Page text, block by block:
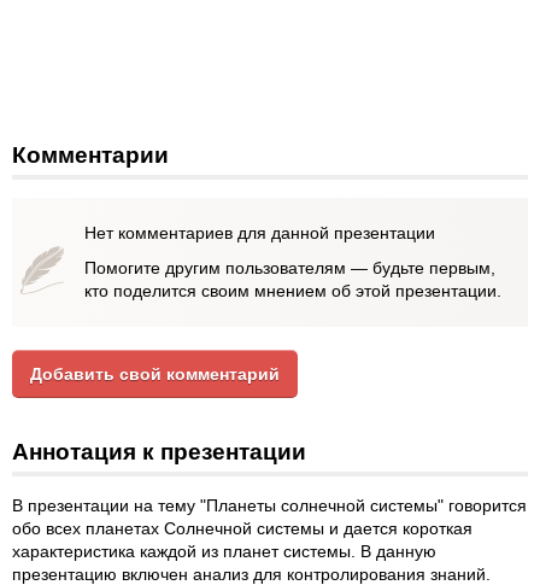
Комментарии
Нет комментариев для данной презентации
Помогите другим пользователям — будьте первым,
кто поделится своим мнением об этой презентации.
Добавить свой комментарий
Аннотация к презентации
В презентации на тему "Планеты солнечной системы" говорится
обо всех планетах Солнечной системы и дается короткая
характеристика каждой из планет системы. В данную
презентацию включен анализ для контролирования знаний.